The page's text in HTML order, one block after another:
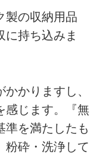
製の収納用品
に持ち込みま
かりますし、
感じます。『無
準を満たしたも
粉砕・洗浄して